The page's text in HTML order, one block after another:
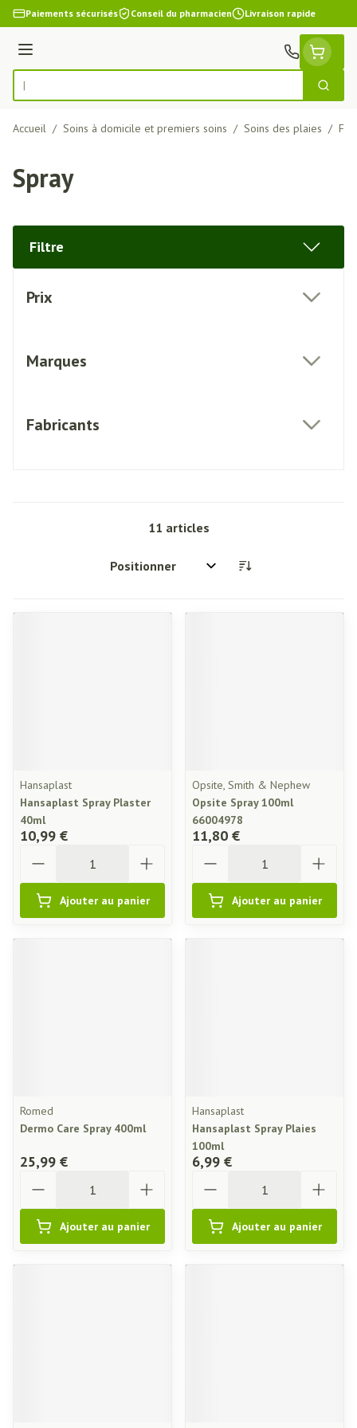
Aller au contenu
Paiements sécurisés Conseil du pharmacien Livraison rapide
Menu
Rechercher
Accueil / Soins à domicile et premiers soins / Soins des plaies /
Spray
Filtre
Prix
Marques
Fabricants
11 articles
Trier par:
Hansaplast
Hansaplast Spray Plaster
40ml
10,99 €
Ajouter au panier
Opsite, Smith & Nephew
Opsite Spray 100ml
66004978
11,80 €
Ajouter au panier
Romed
Dermo Care Spray 400ml
25,99 €
Ajouter au panier
Hansaplast
Hansaplast Spray Plaies
100ml
6,99 €
Ajouter au panier